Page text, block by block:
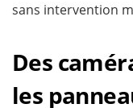
sans intervention
Des
les